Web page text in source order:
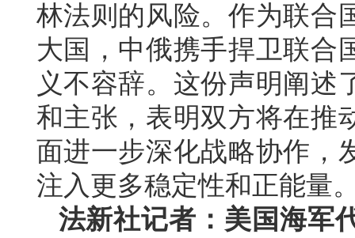
林法则的风险。作为联合
大国，中俄携手捍卫联合
义不容辞。这份声明阐述
和主张，表明双方将在推
面进一步深化战略协作，
注入更多稳定性和正能量
法新社记者：美国海军